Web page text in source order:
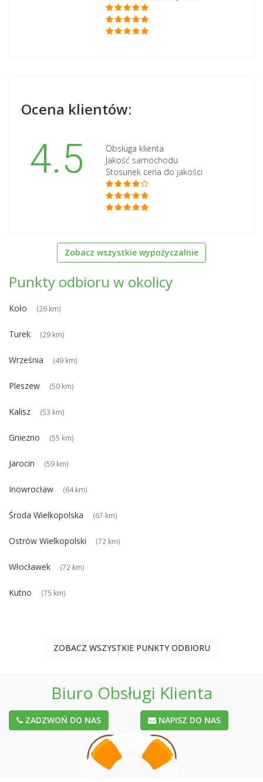
Ocena klientów:
4.5
Obsługa klienta
Jakość samochodu
Stosunek cena do jakości
Zobacz wszystkie wypożyczalnie
Punkty odbioru w okolicy
Koło (26 km)
Turek (29 km)
Września (49 km)
Pleszew (50 km)
Kalisz (53 km)
Gniezno (55 km)
Jarocin (59 km)
Inowrocław (64 km)
Środa Wielkopolska (67 km)
Ostrów Wielkopolski (72 km)
Włocławek (72 km)
Kutno (75 km)
ZOBACZ WSZYSTKIE PUNKTY ODBIORU
Biuro Obsługi Klienta
ZADZWOŃ DO NAS NAPISZ DO NAS